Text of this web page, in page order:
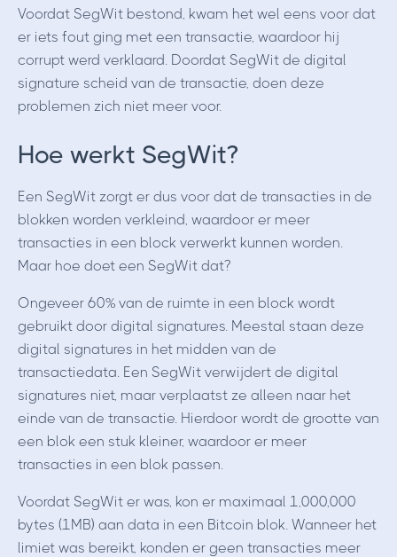
Voordat SegWit bestond, kwam het wel eens voor dat
er iets fout ging met een transactie, waardoor hij
corrupt werd verklaard. Doordat SegWit de digital
signature scheid van de transactie, doen deze
problemen zich niet meer voor.
Hoe werkt SegWit?
Een SegWit zorgt er dus voor dat de transacties in de
blokken worden verkleind, waardoor er meer
transacties in een block verwerkt kunnen worden.
Maar hoe doet een SegWit dat?
Ongeveer 60% van de ruimte in een block wordt
gebruikt door digital signatures. Meestal staan deze
digital signatures in het midden van de
transactiedata. Een SegWit verwijdert de digital
signatures niet, maar verplaatst ze alleen naar het
einde van de transactie. Hierdoor wordt de grootte van
een blok een stuk kleiner, waardoor er meer
transacties in een blok passen.
Voordat SegWit er was, kon er maximaal 1,000,000
bytes (1MB) aan data in een Bitcoin blok. Wanneer het
limiet was bereikt, konden er geen transacties meer